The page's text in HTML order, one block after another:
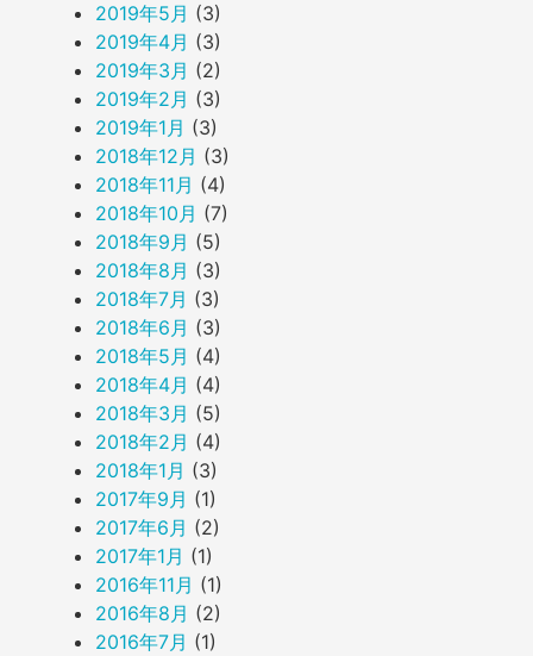
2019年5月 (3)
2019年4月 (3)
2019年3月 (2)
2019年2月 (3)
2019年1月 (3)
2018年12月 (3)
2018年11月 (4)
2018年10月 (7)
2018年9月 (5)
2018年8月 (3)
2018年7月 (3)
2018年6月 (3)
2018年5月 (4)
2018年4月 (4)
2018年3月 (5)
2018年2月 (4)
2018年1月 (3)
2017年9月 (1)
2017年6月 (2)
2017年1月 (1)
2016年11月 (1)
2016年8月 (2)
2016年7月 (1)